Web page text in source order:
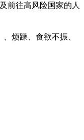
前往高风险国家的人
烦躁、食欲不振、